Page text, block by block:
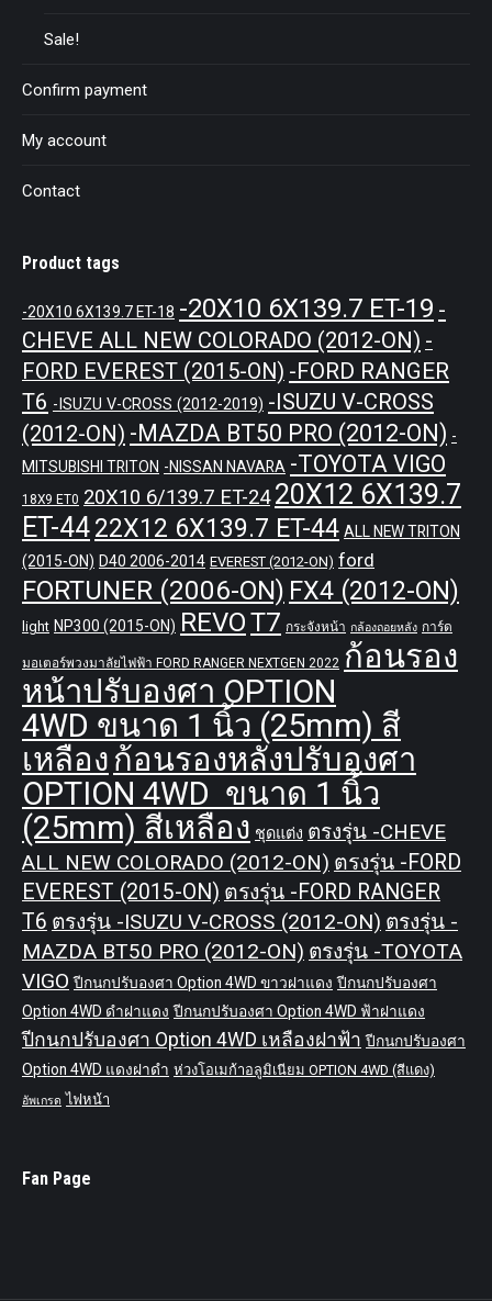
Sale!
Confirm payment
My account
Contact
Product tags
-20X10 6X139.7 ET-18 -20X10 6X139.7 ET-19 -
CHEVE ALL NEW COLORADO (2012-ON) -
FORD EVEREST (2015-ON) -FORD RANGER
T6 -ISUZU V-CROSS (2012-2019) -ISUZU V-CROSS
(2012-ON) -MAZDA BT50 PRO (2012-ON) -
MITSUBISHI TRITON -NISSAN NAVARA -TOYOTA VIGO
18X9 ET0 20X10 6/139.7 ET-24 20X12 6X139.7
ET-4422X12 6X139.7 ET-44 ALL NEW TRITON
(2015-ON) D40 2006-2014 EVEREST (2012-ON) ford
FORTUNER (2006-ON) FX4 (2012-ON)
light NP300 (2015-ON) REVOT7 กระจังหน้า กล้องถอยหลัง การ์ด
มอเตอร์พวงมาลัยไฟฟ้า FORD RANGER NEXTGEN 2022 ก้อนรอง
หน้าปรับองศา OPTION
4WD ขนาด 1 นิ้ว (25mm) สี
เหลือง ก้อนรองหลังปรับองศา
OPTION 4WD ขนาด 1 นิ้ว
(25mm) สีเหลือง ชุดแต่ง ตรงรุ่น -CHEVE
ALL NEW COLORADO (2012-ON) ตรงรุ่น -FORD
EVEREST (2015-ON) ตรงรุ่น -FORD RANGER
T6 ตรงรุ่น -ISUZU V-CROSS (2012-ON) ตรงรุ่น -
MAZDA BT50 PRO (2012-ON) ตรงรุ่น -TOYOTA
VIGO ปีกนกปรับองศา Option 4WD ขาวฝาแดง ปีกนกปรับองศา
Option 4WD ดำฝาแดง ปีกนกปรับองศา Option 4WD ฟ้าฝาแดง
ปีกนกปรับองศา Option 4WD เหลืองฝาฟ้า ปีกนกปรับองศา
Option 4WD แดงฝาดำ ห่วงโอเมก้าอลูมิเนียม OPTION 4WD (สีแดง)
อัพเกรด ไฟหน้า
Fan Page